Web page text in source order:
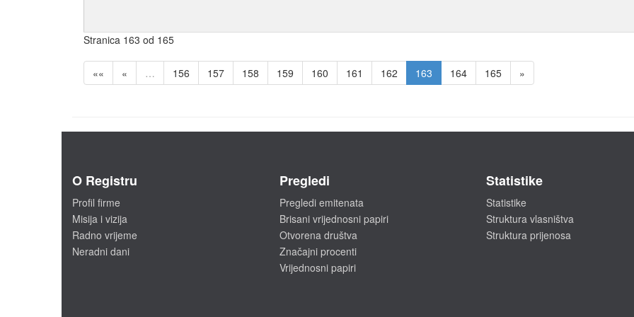
Stranica 163 od 165
«« « … 156 157 158 159 160 161 162 163 164 165 »
O Registru
Profil firme
Misija i vizija
Radno vrijeme
Neradni dani
Pregledi
Pregledi emitenata
Brisani vrijednosni papiri
Otvorena društva
Značajni procenti
Vrijednosni papiri
Statistike
Statistike
Struktura vlasništva
Struktura prijenosa